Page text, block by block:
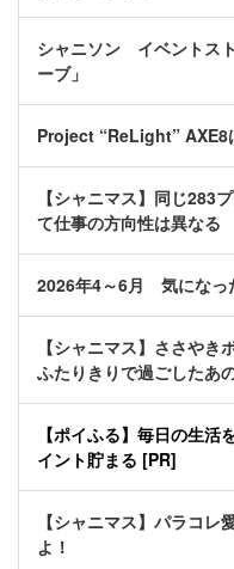
シャニソン イベントス
ーブ」
Project “ReLight” AXE8
【シャニマス】同じ283
て仕事の方向性は異なる
2026年4～6月 気になっ
【シャニマス】ささや
ふたりきりで過ごしたあ
【ポイふる】毎日の生
イント貯まる [PR]
【シャニマス】パラコ
よ！